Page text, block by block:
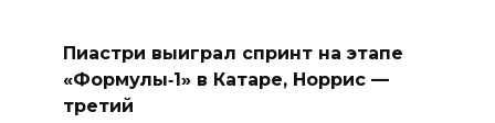
Пиастри выиграл спринт на этапе
«Формулы‑1» в Катаре, Норрис —
третий